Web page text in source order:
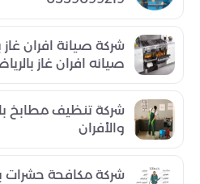
صيانه افران غاز
شركة تنظيف مطابخ
والأفران
شركة مكافحة